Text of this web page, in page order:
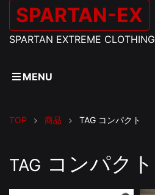
SPARTAN-EX
SPARTAN EXTREME CLOTHING
MENU
TOP 商品 TAG コンパクト
TAG コンパクト